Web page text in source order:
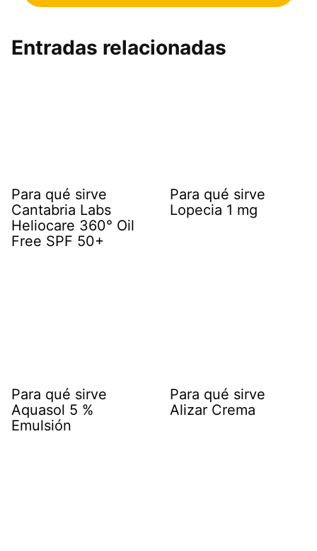
Entradas relacionadas
Para qué sirve
Cantabria Labs
Heliocare 360° Oil
Free SPF 50+
Para qué sirve
Lopecia 1 mg
Para qué sirve
Aquasol 5 %
Emulsión
Para qué sirve
Alizar Crema